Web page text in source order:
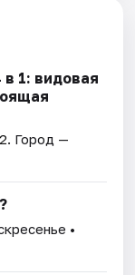
1: видовая
. Город —
•